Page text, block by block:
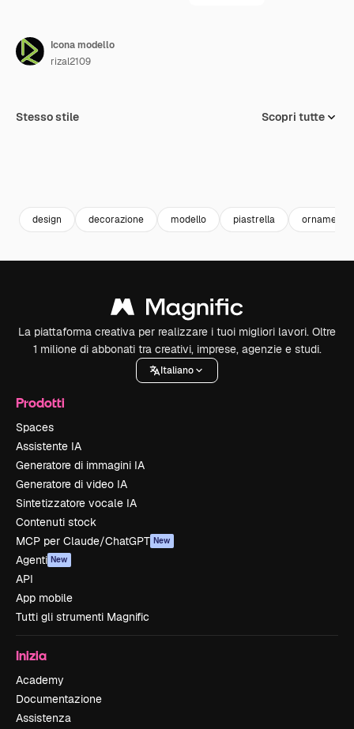
Icona modello
rizal2109
Stesso stile Scopri tutte
design decorazione modello piastrella ornamento
La piattaforma creativa per realizzare i tuoi migliori lavori. Oltre
1 milione di abbonati tra creativi, imprese, agenzie e studi.
Italiano
Prodotti
Spaces
Assistente IA
Generatore di immagini IA
Generatore di video IA
Sintetizzatore vocale IA
Contenuti stock
MCP per Claude/ChatGPT New
Agenti New
API
App mobile
Tutti gli strumenti Magnific
Inizia
Academy
Documentazione
Assistenza